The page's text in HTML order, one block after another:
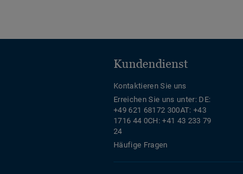
Kundendienst
Kontaktieren Sie uns
Erreichen Sie uns unter: DE:
+49 621 68172 300AT: +43
1716 44 0CH: +41 43 233 79
24
Häufige Fragen